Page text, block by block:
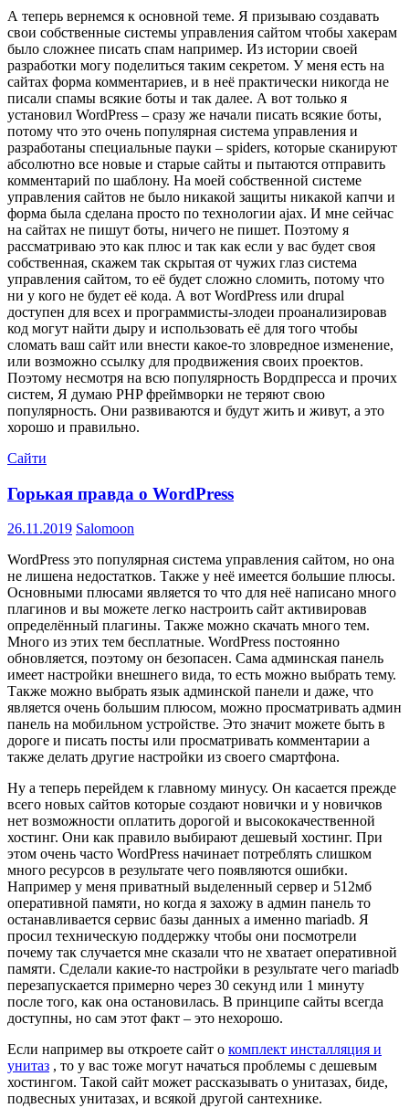
А теперь вернемся к основной теме. Я призываю создавать
свои собственные системы управления сайтом чтобы хакерам
было сложнее писать спам например. Из истории своей
разработки могу поделиться таким секретом. У меня есть на
сайтах форма комментариев, и в неё практически никогда не
писали спамы всякие боты и так далее. А вот только я
установил WordPress – сразу же начали писать всякие боты,
потому что это очень популярная система управления и
разработаны специальные пауки – spiders, которые сканируют
абсолютно все новые и старые сайты и пытаются отправить
комментарий по шаблону. На моей собственной системе
управления сайтов не было никакой защиты никакой капчи и
форма была сделана просто по технологии ajax. И мне сейчас
на сайтах не пишут боты, ничего не пишет. Поэтому я
рассматриваю это как плюс и так как если у вас будет своя
собственная, скажем так скрытая от чужих глаз система
управления сайтом, то её будет сложно сломить, потому что
ни у кого не будет её кода. А вот WordPress или drupal
доступен для всех и программисты-злодеи проанализировав
код могут найти дыру и использовать её для того чтобы
сломать ваш сайт или внести какое-то зловредное изменение,
или возможно ссылку для продвижения своих проектов.
Поэтому несмотря на всю популярность Вордпресса и прочих
систем, Я думаю PHP фреймворки не теряют свою
популярность. Они развиваются и будут жить и живут, а это
хорошо и правильно.
Сайти
Горькая правда о WordPress
26.11.2019 Salomoon
WordPress это популярная система управления сайтом, но она
не лишена недостатков. Также у неё имеется большие плюсы.
Основными плюсами является то что для неё написано много
плагинов и вы можете легко настроить сайт активировав
определённый плагины. Также можно скачать много тем.
Много из этих тем бесплатные. WordPress постоянно
обновляется, поэтому он безопасен. Сама админская панель
имеет настройки внешнего вида, то есть можно выбрать тему.
Также можно выбрать язык админской панели и даже, что
является очень большим плюсом, можно просматривать админ
панель на мобильном устройстве. Это значит можете быть в
дороге и писать посты или просматривать комментарии а
также делать другие настройки из своего смартфона.
Ну а теперь перейдем к главному минусу. Он касается прежде
всего новых сайтов которые создают новички и у новичков
нет возможности оплатить дорогой и высококачественной
хостинг. Они как правило выбирают дешевый хостинг. При
этом очень часто WordPress начинает потреблять слишком
много ресурсов в результате чего появляются ошибки.
Например у меня приватный выделенный сервер и 512мб
оперативной памяти, но когда я захожу в админ панель то
останавливается сервис базы данных а именно mariadb. Я
просил техническую поддержку чтобы они посмотрели
почему так случается мне сказали что не хватает оперативной
памяти. Сделали какие-то настройки в результате чего mariadb
перезапускается примерно через 30 секунд или 1 минуту
после того, как она остановилась. В принципе сайты всегда
доступны, но сам этот факт – это нехорошо.
Если например вы откроете сайт о комплект инсталляция и
унитаз , то у вас тоже могут начаться проблемы с дешевым
хостингом. Такой сайт может рассказывать о унитазах, биде,
подвесных унитазах, и всякой другой сантехнике.